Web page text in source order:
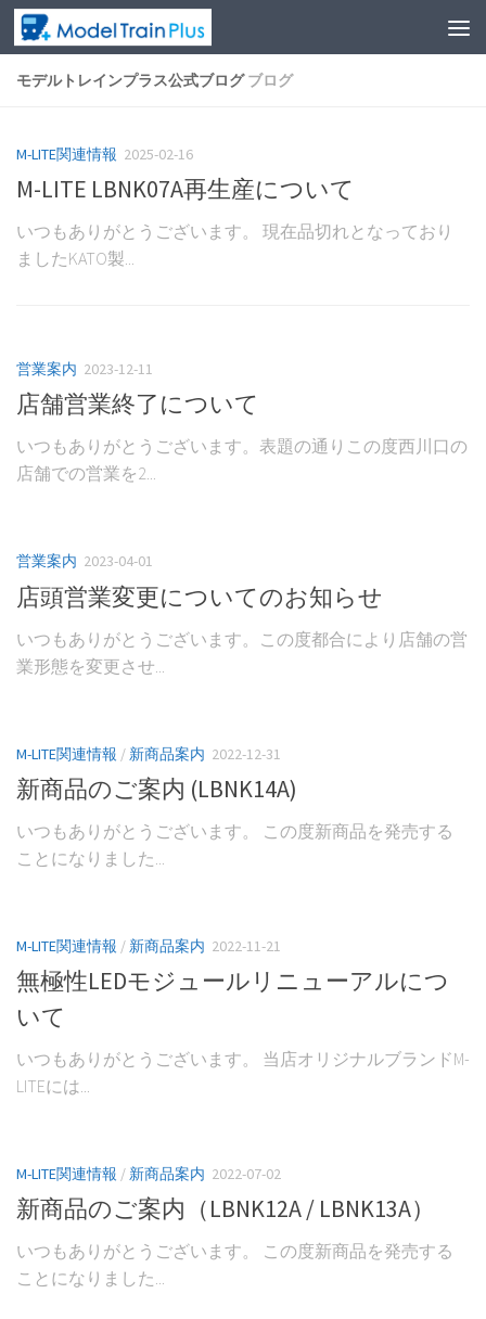
モデルトレインプラス公式ブログブログ
M-LITE関連情報 2025-02-16
M-LITE LBNK07A再生産について
いつもありがとうございます。 現在品切れとなっており
ましたKATO製...
営業案内 2023-12-11
店舗営業終了について
いつもありがとうございます。表題の通りこの度西川口の
店舗での営業を2...
営業案内 2023-04-01
店頭営業変更についてのお知らせ
いつもありがとうございます。この度都合により店舗の営
業形態を変更させ...
M-LITE関連情報 / 新商品案内 2022-12-31
新商品のご案内 (LBNK14A)
いつもありがとうございます。 この度新商品を発売する
ことになりました...
M-LITE関連情報 / 新商品案内 2022-11-21
無極性LEDモジュールリニューアルにつ
いて
いつもありがとうございます。 当店オリジナルブランドM-
LITEには...
M-LITE関連情報 / 新商品案内 2022-07-02
新商品のご案内（LBNK12A / LBNK13A）
いつもありがとうございます。 この度新商品を発売する
ことになりました...